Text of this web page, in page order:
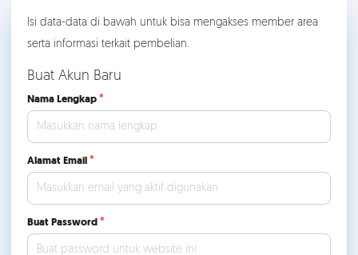
Isi data-data di bawah untuk bisa mengakses member area
serta informasi terkait pembelian.
Buat Akun Baru
Nama Lengkap
Alamat Email
Buat Password